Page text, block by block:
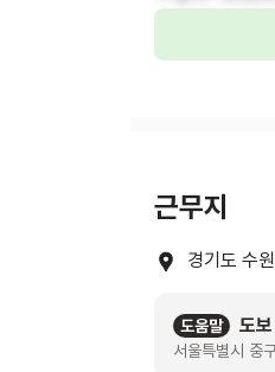
근무지
경기도 수
도움말 도
서울특별시 중